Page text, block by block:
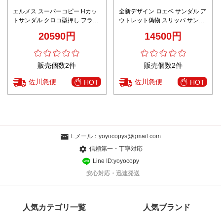
エルメス スーパーコピー Hカッ
トサンダル クロコ型押し フラッ
20590円
販売個数2件
佐川急便 HOT
全新デザイン ロエベ サンダル ア
ウトレット偽物 スリッパ サンダ
気 男女兼用 レッド
14500円
販売個数2件
佐川急便 HOT
Eメール： yoyocopys@gmail.com
信頼第一・丁寧対応
Line ID:yoyocopy
安心対応・迅速発送
人気カテゴリ一覧 人気ブランド